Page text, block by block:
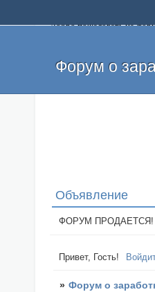
Добро пожаловать на
и оставлять свои
легкие деньги без
Форум о
Объявление
ФОРУМ ПРОДАЕТСЯ!
Привет, Гость!
» Форум о